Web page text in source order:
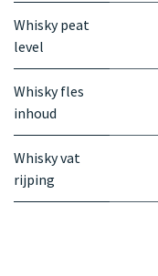
Whisky peat
level
Whisky fles
inhoud
Whisky vat
rijping